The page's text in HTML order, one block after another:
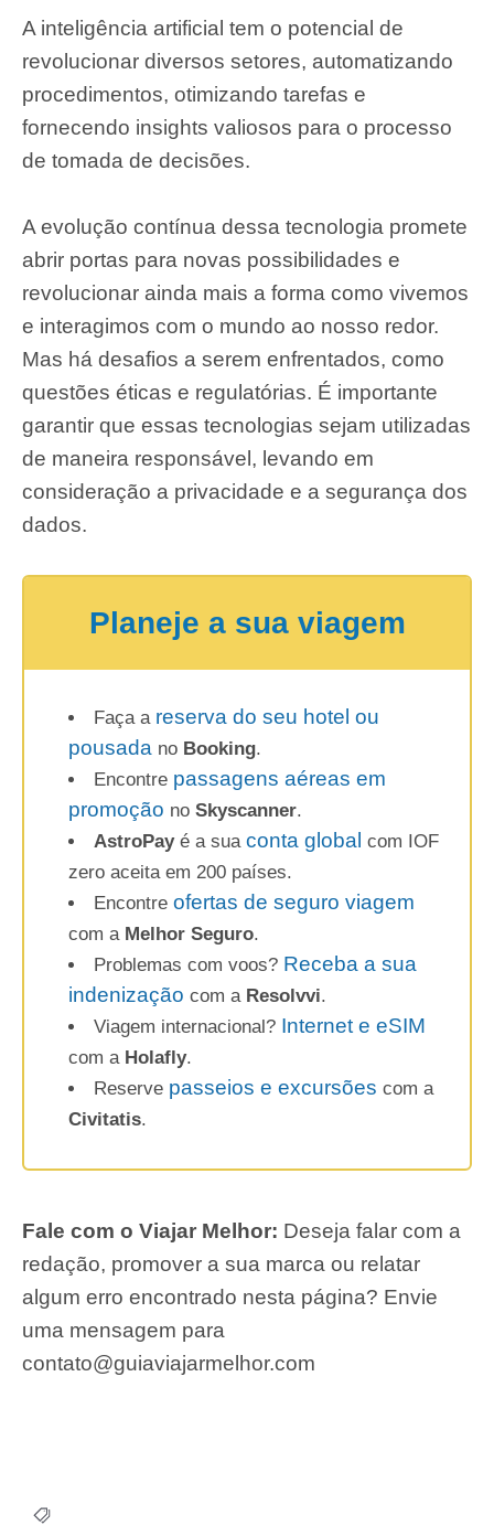
A inteligência artificial tem o potencial de
revolucionar diversos setores, automatizando
procedimentos, otimizando tarefas e
fornecendo insights valiosos para o processo
de tomada de decisões.
A evolução contínua dessa tecnologia promete
abrir portas para novas possibilidades e
revolucionar ainda mais a forma como vivemos
e interagimos com o mundo ao nosso redor.
Mas há desafios a serem enfrentados, como
questões éticas e regulatórias. É importante
garantir que essas tecnologias sejam utilizadas
de maneira responsável, levando em
consideração a privacidade e a segurança dos
dados.
Planeje a sua viagem
Faça a reserva do seu hotel ou
pousada no Booking.
Encontre passagens aéreas em
promoção no Skyscanner.
AstroPayé a sua conta global com IOF
zero aceita em 200 países.
Encontre ofertas de seguro viagem
com a Melhor Seguro.
Problemas com voos? Receba a sua
indenização com a Resolvvi.
Viagem internacional? Internet e eSIM
com a Holafly.
Reserve passeios e excursões com a
Civitatis.
Fale com o Viajar Melhor: Deseja falar com a
redação, promover a sua marca ou relatar
algum erro encontrado nesta página? Envie
uma mensagem para
contato@guiaviajarmelhor.com